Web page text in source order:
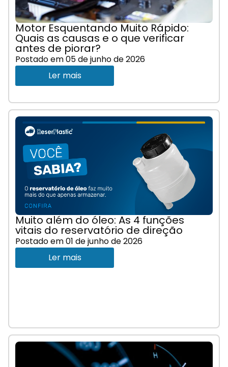
Motor Esquentando Muito Rápido:
Quais as causas e o que verificar
antes de piorar?
Postado em05 de junho de 2026
Ler mais
Muito além do óleo: As 4 funções
vitais do reservatório de direção
Postado em01 de junho de 2026
Ler mais